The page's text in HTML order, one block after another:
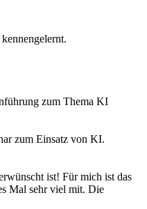
zum Thema KI
zum Einsatz von KI.
ist! Für mich ist das
Mal sehr viel mit. Die